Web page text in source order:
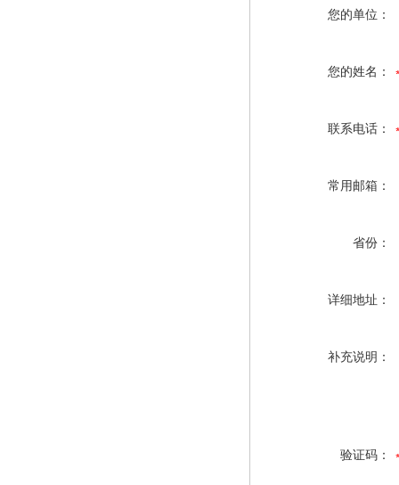
您的单位：
您的姓名：
联系电话：
常用邮箱：
省份：
详细地址：
补充说明：
验证码：